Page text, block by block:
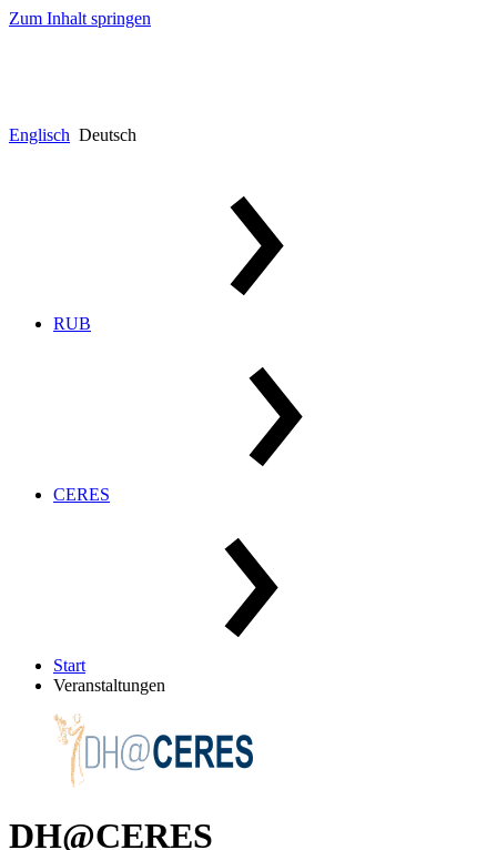
Zum Inhalt springen
Englisch Deutsch
RUB
CERES
Start
Veranstaltungen
DH@CERES